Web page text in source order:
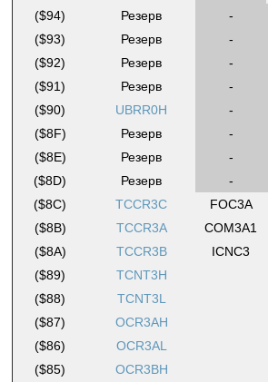
($94)
Резерв -
($93)
Резерв -
($92)
Резерв -
($91)
Резерв -
($90)
UBRR0H -
($8F)
Резерв -
($8E)
Резерв -
($8D)
Резерв -
($8C)
TCCR3C FOC3A
($8B)
TCCR3A COM3A1
($8A)
TCCR3B ICNC3
($89)
TCNT3H
($88)
TCNT3L
($87)
OCR3AH
($86)
OCR3AL
($85)
OCR3BH